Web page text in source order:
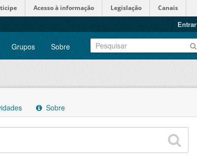
Acesso à informação Legislação Canais
Entrar
Grupos Sobre
Sobre